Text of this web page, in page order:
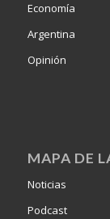
Economía
Argentina
Opinión
MAPA DE
Noticias
Podcast